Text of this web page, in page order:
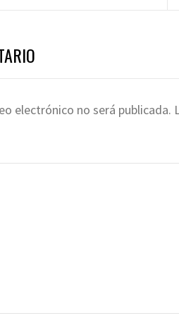
electrónico no será publicada.